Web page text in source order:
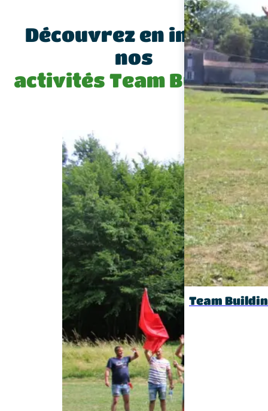
Team
Découvrez en images
nos
activités Team Building